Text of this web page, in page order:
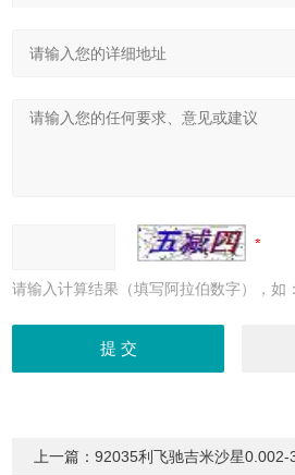
请输入计算结果（填写阿拉伯数字），如
上一篇：92035利飞驰吉米沙星